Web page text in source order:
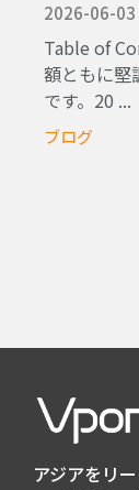
2026-06-03
Table of
額ともに堅
です。20 ...
ブログ
アジアをリ